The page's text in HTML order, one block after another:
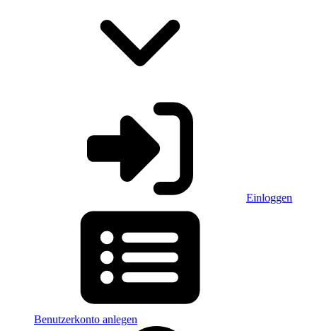
Einloggen
Benutzerkonto anlegen